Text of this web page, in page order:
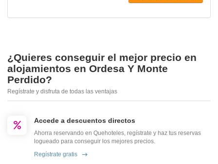
¿Quieres conseguir el mejor precio en
alojamientos en Ordesa Y Monte
Perdido?
Regístrate y disfruta de todas las ventajas
Accede a descuentos directos
Ahorra reservando en Quehoteles, regístrate y haz tus reservas
logueado para conseguir los mejores precios.
Regístrate gratis